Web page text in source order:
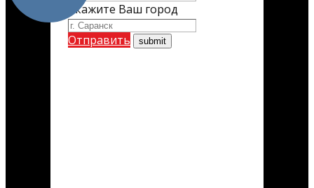
Укажите Ваш город
Отправить